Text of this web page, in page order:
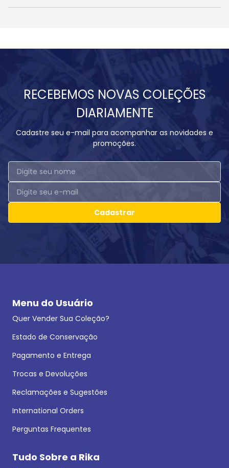
RECEBEMOS NOVAS COLEÇÕES
DIARIAMENTE
Cadastre seu e-mail para acompanhar as novidades e
promoções.
Cadastrar
Menu do Usuário
Quer Vender Sua Coleção?
Estado de Conservação
Pagamento e Entrega
Trocas e Devoluções
Reclamações e Sugestões
International Orders
Perguntas Frequentes
Tudo Sobre a Rika